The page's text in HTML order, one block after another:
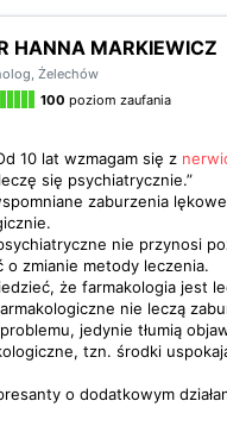
HANNA MARKIEWICZ
, Żelechów
100 poziom zaufania
10 lat wzmagam się z
się psychiatrycznie.”
zaburzenia
nie przynosi
o zmianie metody leczenia.
że farmakologia jest
nie leczą
jedynie tłumią
tzn. środki
o dodatkowym